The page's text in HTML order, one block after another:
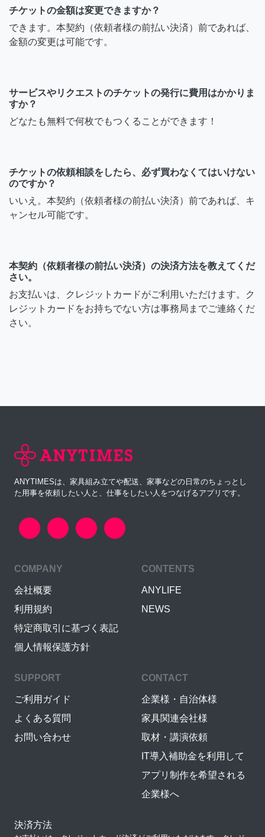
チケットの金額は変更できますか？
できます。本契約（依頼者様の前払い決済）前であれば、
金額の変更は可能です。
サービスやリクエストのチケットの発行に費用はかかりま
すか？
どなたも無料で何枚でもつくることができます！
チケットの依頼相談をしたら、必ず買わなくてはいけない
のですか？
いいえ。本契約（依頼者様の前払い決済）前であれば、キ
ャンセル可能です。
本契約（依頼者様の前払い決済）の決済方法を教えてくだ
さい。
お支払いは、クレジットカードがご利用いただけます。ク
レジットカードをお持ちでない方は事務局までご連絡くだ
さい。
ANYTIMESは、家具組み立てや配送、家事などの日常のちょっとし
た用事を依頼したい人と、仕事をしたい人をつなげるアプリです。
COMPANY
会社概要
利用規約
特定商取引に基づく表記
個人情報保護方針
CONTENTS
ANYLIFE
NEWS
SUPPORT
ご利用ガイド
よくある質問
お問い合わせ
CONTACT
企業様・自治体様
家具関連会社様
取材・講演依頼
IT導入補助金を利用して
アプリ制作を希望される
企業様へ
決済方法